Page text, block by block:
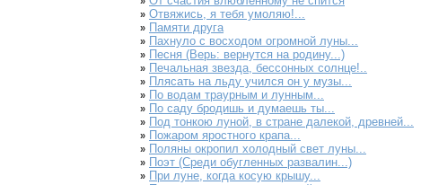
» Отвяжись, я тебя умоляю!...
» Памяти друга
» Пахнуло с восходом огромной луны...
» Песня (Верь: вернутся на родину...)
» Печальная звезда, бессонных солнце!..
» Плясать на льду учился он у музы...
» По водам траурным и лунным...
» По саду бродишь и думаешь ты...
» Под тонкою луной, в стране далекой, древней...
» Пожаром яростного крапа...
» Поляны окропил холодный свет луны...
» Поэт (Среди обугленных развалин...)
» При луне, когда косую крышу...